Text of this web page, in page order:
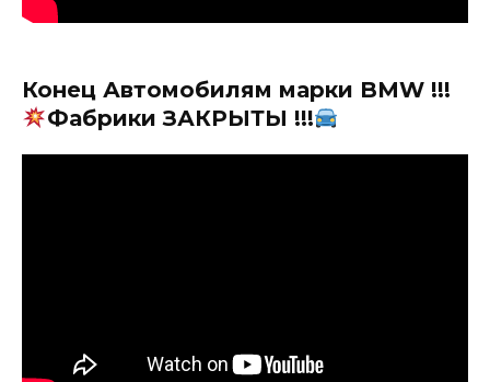
Конец Автомобилям марки BMW !!!
Фабрики ЗАКРЫТЫ !!!